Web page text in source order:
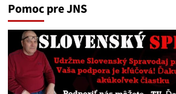
Obchodná
medzi
EÚ
USA
je
pre
Pomoc pre JNS